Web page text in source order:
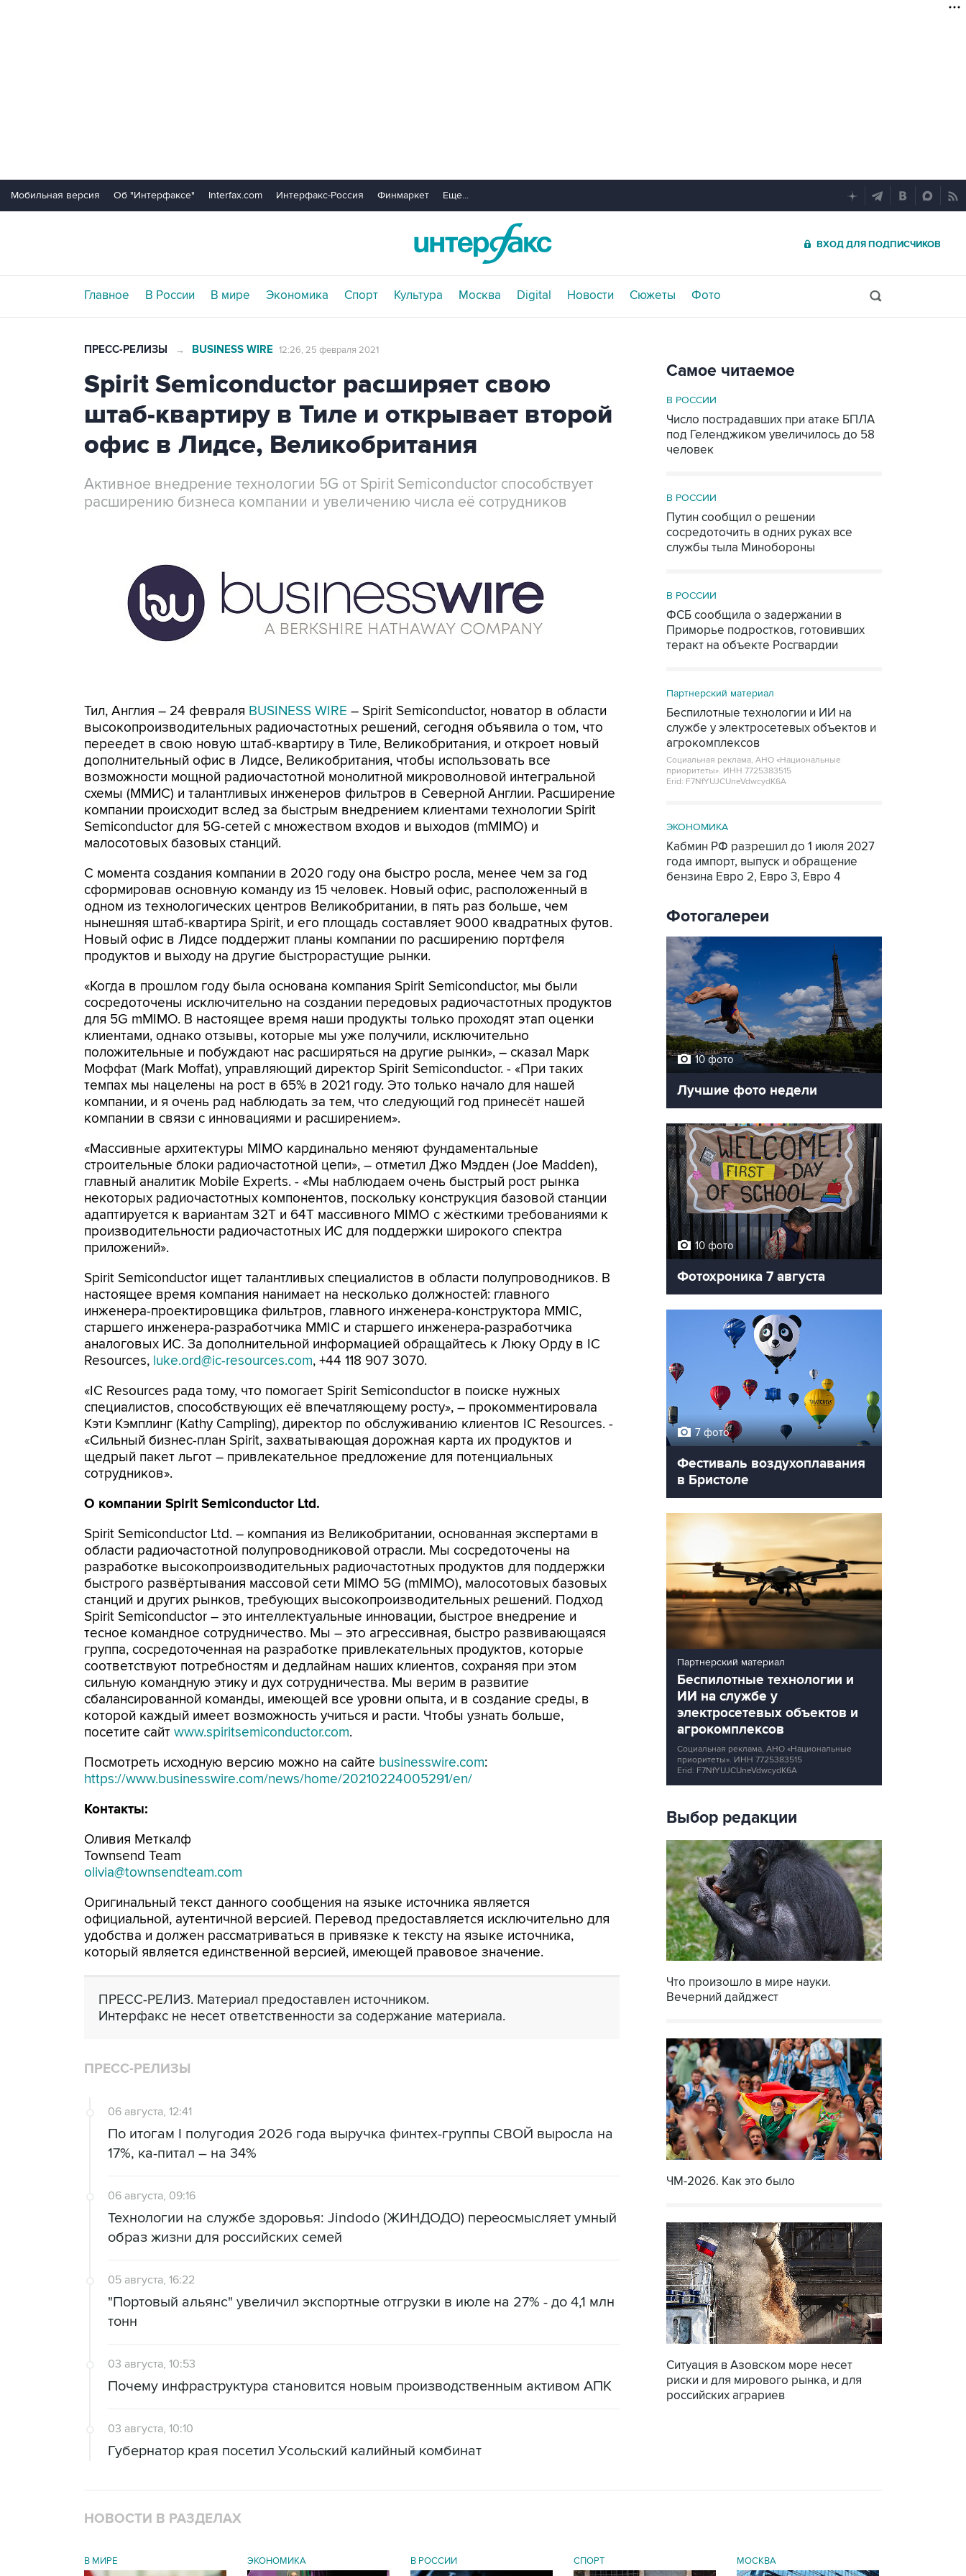
Мобильная версия Об "Интерфаксе" Interfax.com Интерфакс-Россия Финмаркет Еще...
ВХОД ДЛЯ ПОДПИСЧИКОВ
Главное В России В мире Экономика Спорт Культура Москва Digital Новости Сюжеты Фото
ПРЕСС-РЕЛИЗЫ → BUSINESS WIRE 12:26, 25 февраля 2021
Spirit Semiconductor расширяет свою
штаб-квартиру в Тиле и открывает второй
офис в Лидсе, Великобритания
Активное внедрение технологии 5G от Spirit Semiconductor способствует
расширению бизнеса компании и увеличению числа её сотрудников
Тил, Англия – 24 февраля BUSINESS WIRE – Spirit Semiconductor, новатор в области
высокопроизводительных радиочастотных решений, сегодня объявила о том, что
переедет в свою новую штаб-квартиру в Тиле, Великобритания, и откроет новый
дополнительный офис в Лидсе, Великобритания, чтобы использовать все
возможности мощной радиочастотной монолитной микроволновой интегральной
схемы (ММИС) и талантливых инженеров фильтров в Северной Англии. Расширение
компании происходит вслед за быстрым внедрением клиентами технологии Spirit
Semiconductor для 5G-сетей с множеством входов и выходов (mMIMO) и
малосотовых базовых станций.
С момента создания компании в 2020 году она быстро росла, менее чем за год
сформировав основную команду из 15 человек. Новый офис, расположенный в
одном из технологических центров Великобритании, в пять раз больше, чем
нынешняя штаб-квартира Spirit, и его площадь составляет 9000 квадратных футов.
Новый офис в Лидсе поддержит планы компании по расширению портфеля
продуктов и выходу на другие быстрорастущие рынки.
«Когда в прошлом году была основана компания Spirit Semiconductor, мы были
сосредоточены исключительно на создании передовых радиочастотных продуктов
для 5G mMIMO. В настоящее время наши продукты только проходят этап оценки
клиентами, однако отзывы, которые мы уже получили, исключительно
положительные и побуждают нас расширяться на другие рынки», – сказал Марк
Моффат (Mark Moffat), управляющий директор Spirit Semiconductor. - «При таких
темпах мы нацелены на рост в 65% в 2021 году. Это только начало для нашей
компании, и я очень рад наблюдать за тем, что следующий год принесёт нашей
компании в связи с инновациями и расширением».
«Массивные архитектуры MIMO кардинально меняют фундаментальные
строительные блоки радиочастотной цепи», – отметил Джо Мэдден (Joe Madden),
главный аналитик Mobile Experts. - «Мы наблюдаем очень быстрый рост рынка
некоторых радиочастотных компонентов, поскольку конструкция базовой станции
адаптируется к вариантам 32T и 64T массивного MIMO с жёсткими требованиями к
производительности радиочастотных ИС для поддержки широкого спектра
приложений».
Spirit Semiconductor ищет талантливых специалистов в области полупроводников. В
настоящее время компания нанимает на несколько должностей: главного
инженера-проектировщика фильтров, главного инженера-конструктора MMIC,
старшего инженера-разработчика MMIC и старшего инженера-разработчика
аналоговых ИС. За дополнительной информацией обращайтесь к Люку Орду в IC
Resources, luke.ord@ic-resources.com, +44 118 907 3070.
«IC Resources рада тому, что помогает Spirit Semiconductor в поиске нужных
специалистов, способствующих её впечатляющему росту», – прокомментировала
Кэти Кэмплинг (Kathy Campling), директор по обслуживанию клиентов IC Resources. -
«Сильный бизнес-план Spirit, захватывающая дорожная карта их продуктов и
щедрый пакет льгот – привлекательное предложение для потенциальных
сотрудников».
О компании Spirit Semiconductor Ltd.
Spirit Semiconductor Ltd. – компания из Великобритании, основанная экспертами в
области радиочастотной полупроводниковой отрасли. Мы сосредоточены на
разработке высокопроизводительных радиочастотных продуктов для поддержки
быстрого развёртывания массовой сети MIMO 5G (mMIMO), малосотовых базовых
станций и других рынков, требующих высокопроизводительных решений. Подход
Spirit Semiconductor – это интеллектуальные инновации, быстрое внедрение и
тесное командное сотрудничество. Мы – это агрессивная, быстро развивающаяся
группа, сосредоточенная на разработке привлекательных продуктов, которые
соответствуют потребностям и дедлайнам наших клиентов, сохраняя при этом
сильную командную этику и дух сотрудничества. Мы верим в развитие
сбалансированной команды, имеющей все уровни опыта, и в создание среды, в
которой каждый имеет возможность учиться и расти. Чтобы узнать больше,
посетите сайт www.spiritsemiconductor.com.
Посмотреть исходную версию можно на сайте businesswire.com:
https://www.businesswire.com/news/home/20210224005291/en/
Контакты:
Оливия Меткалф
Townsend Team
olivia@townsendteam.com
Оригинальный текст данного сообщения на языке источника является
официальной, аутентичной версией. Перевод предоставляется исключительно для
удобства и должен рассматриваться в привязке к тексту на языке источника,
который является единственной версией, имеющей правовое значение.
ПРЕСС-РЕЛИЗ. Материал предоставлен источником.
Интерфакс не несет ответственности за содержание материала.
ПРЕСС-РЕЛИЗЫ
06 августа, 12:41
По итогам I полугодия 2026 года выручка финтех-группы СВОЙ выросла на
17%, ка-питал – на 34%
06 августа, 09:16
Технологии на службе здоровья: Jindodo (ЖИНДОДО) переосмысляет умный
образ жизни для российских семей
05 августа, 16:22
"Портовый альянс" увеличил экспортные отгрузки в июле на 27% - до 4,1 млн
тонн
03 августа, 10:53
Почему инфраструктура становится новым производственным активом АПК
03 августа, 10:10
Губернатор края посетил Усольский калийный комбинат
Самое читаемое
В РОССИИ
Число пострадавших при атаке БПЛА
под Геленджиком увеличилось до 58
человек
В РОССИИ
Путин сообщил о решении
сосредоточить в одних руках все
службы тыла Минобороны
В РОССИИ
ФСБ сообщила о задержании в
Приморье подростков, готовивших
теракт на объекте Росгвардии
Партнерский материал
Беспилотные технологии и ИИ на
службе у электросетевых объектов и
агрокомплексов
Социальная реклама, АНО «Национальные
приоритеты». ИНН 7725383515
Erid: F7NfYUJCUneVdwcydK6A
ЭКОНОМИКА
Кабмин РФ разрешил до 1 июля 2027
года импорт, выпуск и обращение
бензина Евро 2, Евро 3, Евро 4
Фотогалереи
10 фото
Лучшие фото недели
10 фото
Фотохроника 7 августа
7 фото
Фестиваль воздухоплавания
в Бристоле
Партнерский материал
Беспилотные технологии и
ИИ на службе у
электросетевых объектов и
агрокомплексов
Социальная реклама, АНО «Национальные
приоритеты». ИНН 7725383515
Erid: F7NfYUJCUneVdwcydK6A
Выбор редакции
Что произошло в мире науки.
Вечерний дайджест
ЧМ-2026. Как это было
Ситуация в Азовском море несет
риски и для мирового рынка, и для
российских аграриев
НОВОСТИ В РАЗДЕЛАХ
В МИРЕ ЭКОНОМИКА В РОССИИ СПОРТ МОСКВА